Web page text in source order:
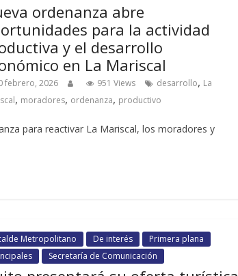
ordenanza abre
para la actividad
y el desarrollo
en La Mariscal
febrero, 2026 951 Views desarrollo, La
, moradores, ordenanza, productivo
para reactivar La Mariscal, los moradores y
Metropolitano De interés
Primera plana
Secretaría de Comunicación